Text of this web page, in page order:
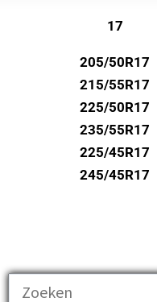
TRELLEBORG
UNIROYAL
VREDESTEIN
WANLI
WESTLAKE
17
205/50R17
215/55R17
225/50R17
235/55R17
225/45R17
245/45R17